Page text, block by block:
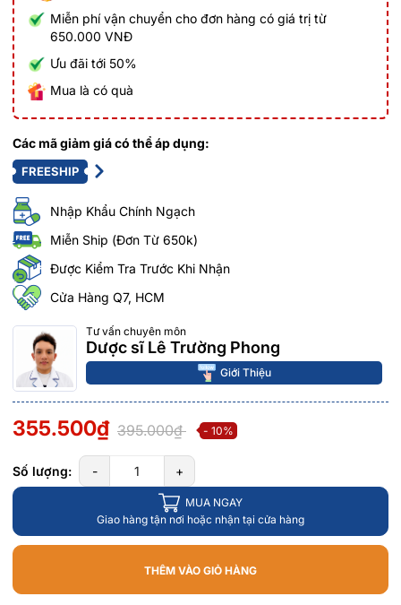
Miễn phí vận chuyển cho đơn hàng có giá trị từ
650.000 VNĐ
Ưu đãi tới 50%
Mua là có quà
Các mã giảm giá có thể áp dụng:
FREESHIP
Nhập Khẩu Chính Ngạch
Miễn Ship (Đơn Từ 650k)
Được Kiểm Tra Trước Khi Nhận
Cửa Hàng Q7, HCM
Tư vấn chuyên môn
Dược sĩ Lê Trường Phong
Giới Thiệu
355.500₫ 395.000₫ - 10%
Số lượng: - +
MUA NGAY
Giao hàng tận nơi hoặc nhận tại cửa hàng
THÊM VÀO GIỎ HÀNG